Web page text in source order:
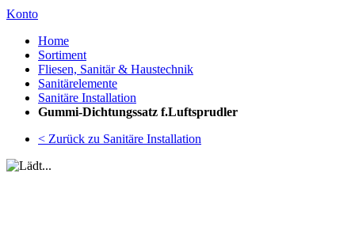
Konto
Home
Sortiment
Fliesen, Sanitär & Haustechnik
Sanitärelemente
Sanitäre Installation
Gummi-Dichtungssatz f.Luftsprudler
< Zurück zu Sanitäre Installation